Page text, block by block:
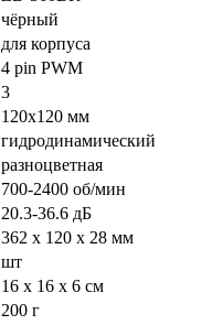
чёрный
для корпуса
4 pin PWM
3
120x120 мм
гидродинамический
разноцветная
700-2400 об/мин
20.3-36.6 дБ
362 x 120 x 28 мм
шт
16 x 16 x 6 см
200 г